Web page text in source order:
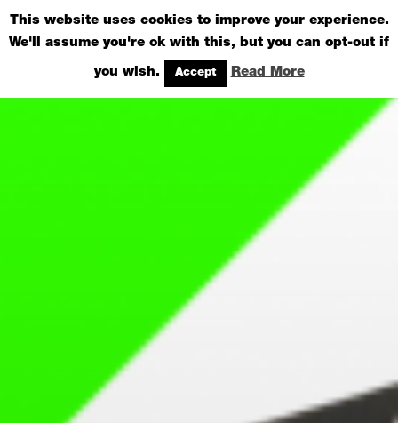
This website uses cookies to improve your experience.
We'll assume you're ok with this, but you can opt-out if
you wish. Accept Read More